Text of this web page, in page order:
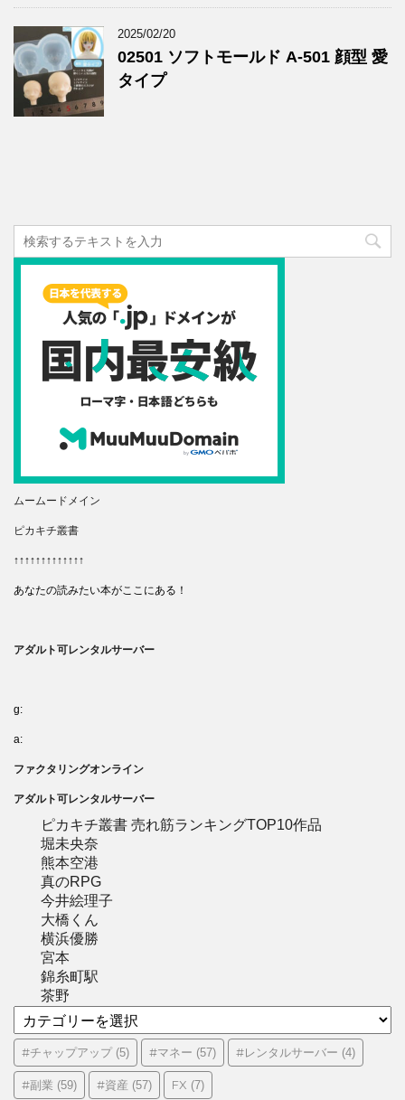
2025/02/20
02501 ソフトモールド A-501 顔型 愛
タイプ
ムームードメイン
ピカキチ叢書
↑↑↑↑↑↑↑↑↑↑↑↑↑
あなたの読みたい本がここにある！
アダルト可レンタルサーバー
g:
a:
ファクタリングオンライン
アダルト可レンタルサーバー
ピカキチ叢書 売れ筋ランキングTOP10作品
堀未央奈
熊本空港
真のRPG
今井絵理子
大橋くん
横浜優勝
宮本
錦糸町駅
茶野
テ
ゴ
リ
ー
#チャップアップ(5) #マネー (57) #レンタルサーバー (4)
#副業 (59) #資産 (57) FX (7)